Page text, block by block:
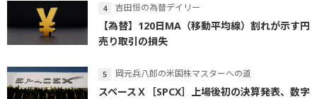
吉田恒の為替デイリー
【為替】120日MA（移動平均線）割れが示す円
売り取引の損失
岡元兵八郎の米国株マスターへの道
スペースＸ［SPCX］上場後初の決算発表、数字